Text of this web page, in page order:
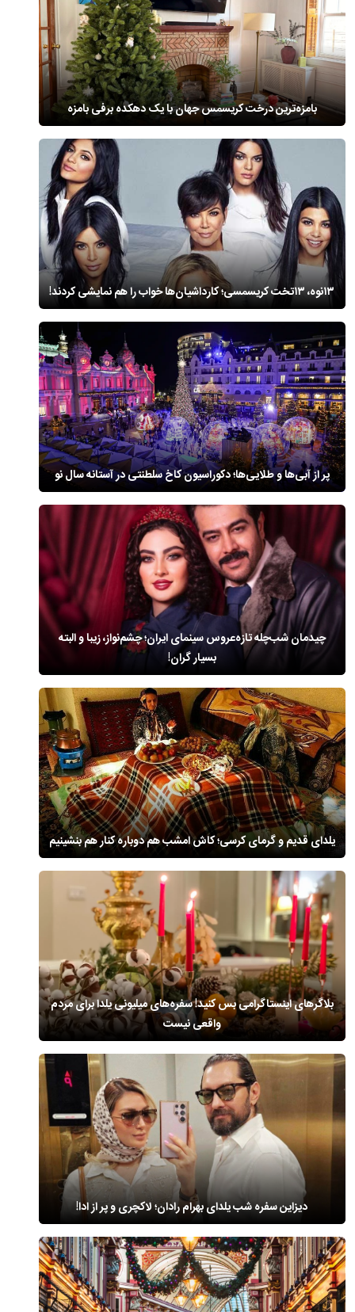
بامزه‌ترین درخت کریسمس جهان با یک دهکده برفی بامزه
۱۳نوه، ۱۳تخت کریسمسی؛ کارداشیان‌ها خواب را هم نمایشی کردند!
پر از آبی‌ها و طلایی‌ها؛ دکوراسیون کاخ سلطنتی در آستانه سال نو
چیدمان شب‌چله تازه‌عروس سینمای ایران؛ چشم‌نواز، زیبا و البته
بسیار گران!
یلدای قدیم و گرمای کرسی؛ کاش امشب هم دوباره کنار هم بنشینیم
بلاگرهای اینستاگرامی بس کنید! سفره‌های میلیونی یلدا برای مردم
واقعی نیست
دیزاین سفره شب یلدای بهرام رادان؛ لاکچری و پر از ادا!